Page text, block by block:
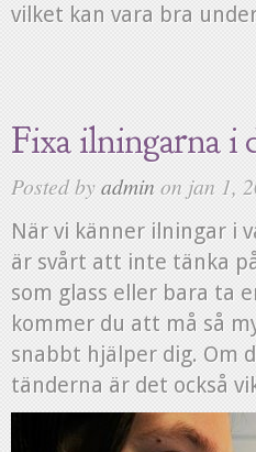
vilket kan vara bra
Fixa ilningarna i
Posted byadminon jan 1,
När vi känner ilningar i
är svårt att inte tänka
som glass eller bara ta
kommer du att må så
snabbt hjälper dig. Om
tänderna är det också